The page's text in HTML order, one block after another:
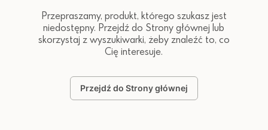
Przepraszamy, produkt, którego szukasz jest
niedostępny. Przejdź do Strony głównej lub
skorzystaj z wyszukiwarki, żeby znaleźć to, co
Cię interesuje.
Przejdź do Strony głównej